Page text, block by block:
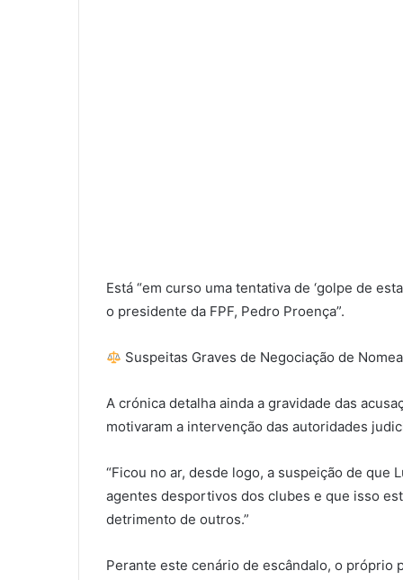
Está “em curso uma tentativa de ‘golpe de
o presidente da FPF, Pedro Proença”.
Suspeitas Graves de Negociação de
A crónica detalha ainda a gravidade das
motivaram a intervenção das autoridades
“Ficou no ar, desde logo, a suspeição de que
agentes desportivos dos clubes e que isso
detrimento de outros.”
Perante este cenário de escândalo, o